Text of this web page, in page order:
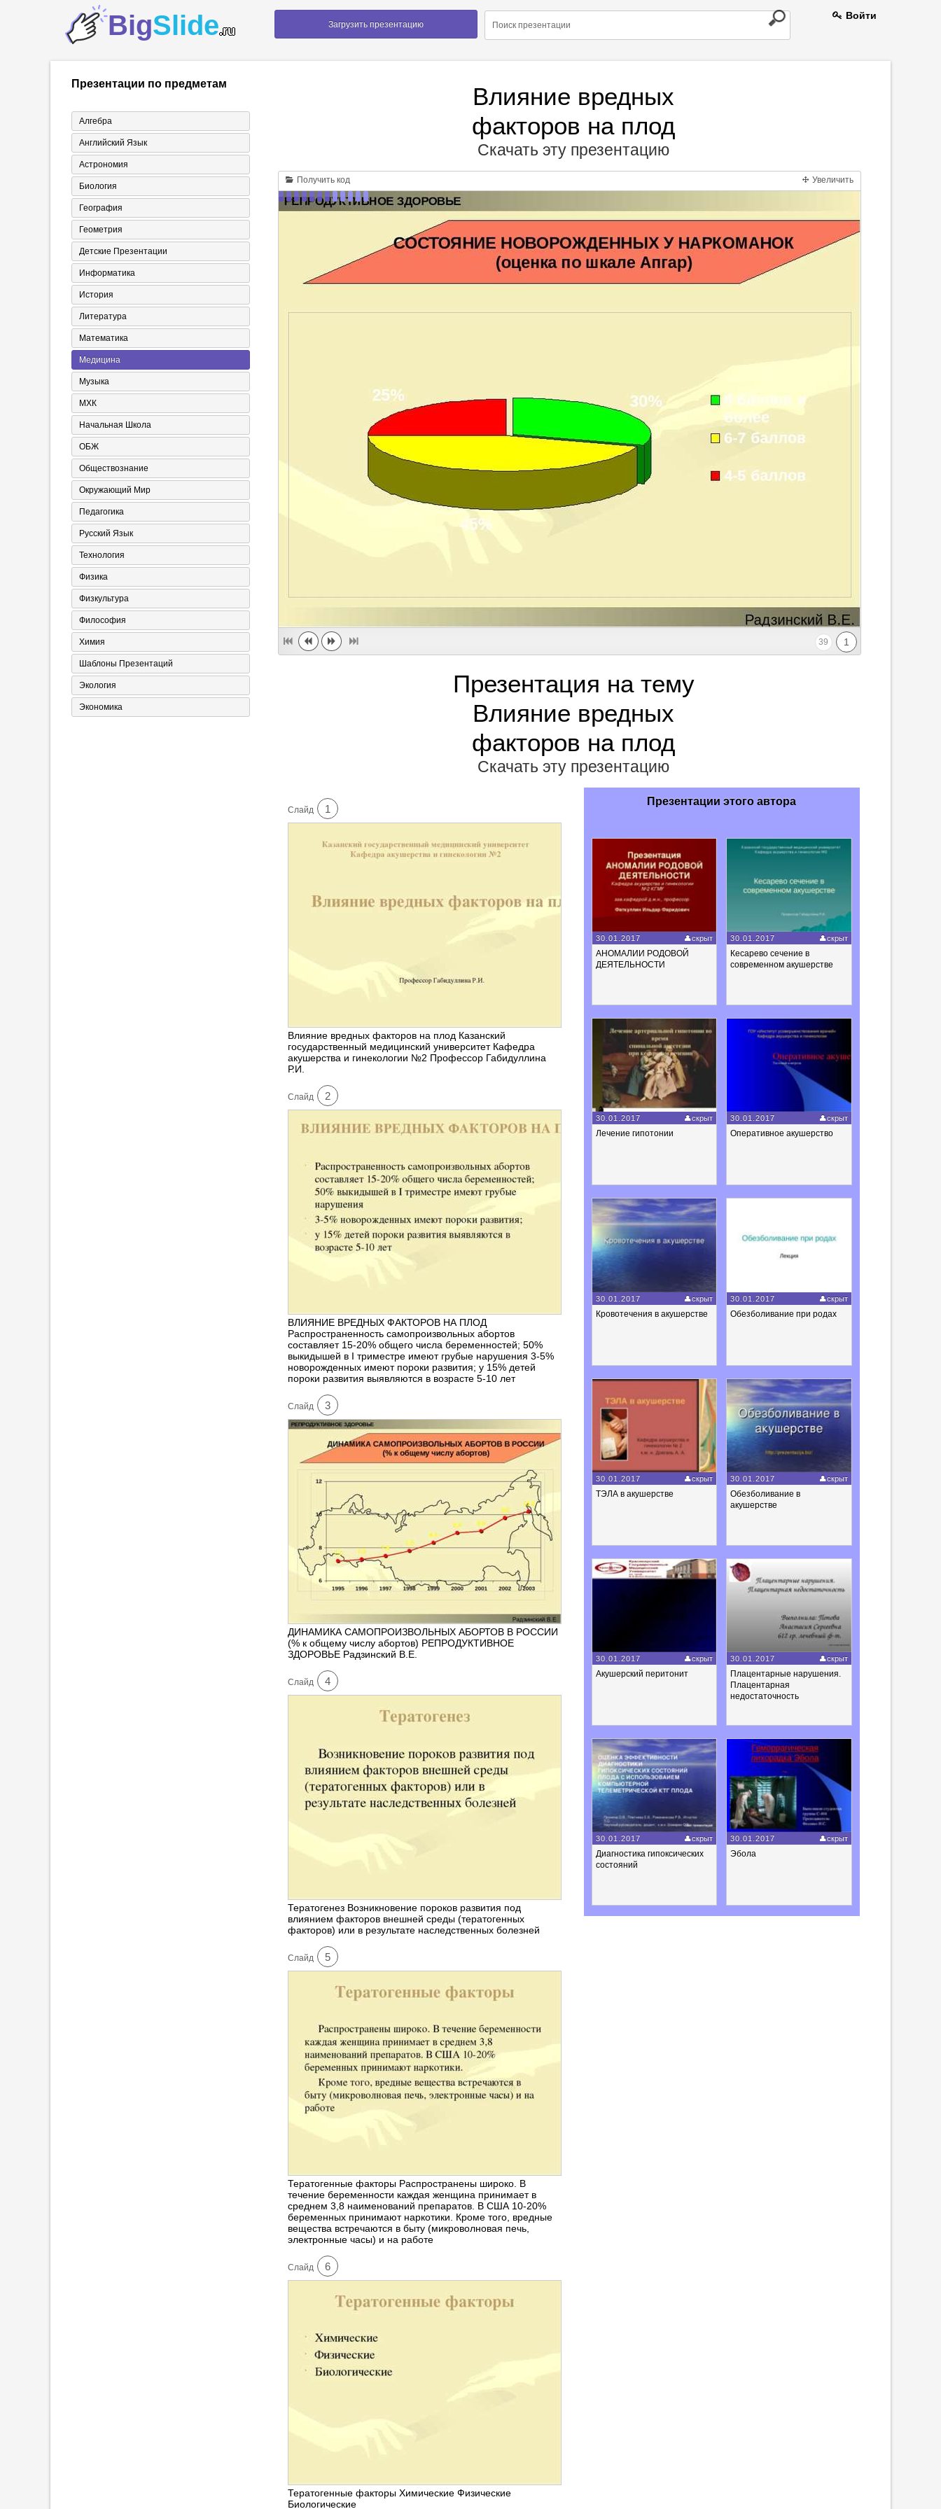
BigSlide.ru Загрузить презентацию
Войти
Презентации по предметам
Алгебра
Английский Язык
Астрономия
Биология
География
Геометрия
Детские Презентации
Информатика
История
Литература
Математика
Медицина
Музыка
МХК
Начальная Школа
ОБЖ
Обществознание
Окружающий Мир
Педагогика
Русский Язык
Технология
Физика
Физкультура
Философия
Химия
Шаблоны Презентаций
Экология
Экономика
Влияние вредных
факторов на плод
Скачать эту презентацию
Получить код Увеличить
1
39
Презентация на тему
Влияние вредных
факторов на плод
Скачать эту презентацию
Cлайд 1
Влияние вредных факторов на плод Казанский
государственный медицинский университет Кафедра
акушерства и гинекологии №2 Профессор Габидуллина
Р.И.
Cлайд 2
ВЛИЯНИЕ ВРЕДНЫХ ФАКТОРОВ НА ПЛОД
Распространенность самопроизвольных абортов
составляет 15-20% общего числа беременностей; 50%
выкидышей в I триместре имеют грубые нарушения 3-5%
новорожденных имеют пороки развития; у 15% детей
пороки развития выявляются в возрасте 5-10 лет
Cлайд 3
ДИНАМИКА САМОПРОИЗВОЛЬНЫХ АБОРТОВ В РОССИИ
(% к общему числу абортов) РЕПРОДУКТИВНОЕ
ЗДОРОВЬЕ Радзинский В.Е.
Cлайд 4
Тератогенез Возникновение пороков развития под
влиянием факторов внешней среды (тератогенных
факторов) или в результате наследственных болезней
Cлайд 5
Тератогенные факторы Распространены широко. В
течение беременности каждая женщина принимает в
среднем 3,8 наименований препаратов. В США 10-20%
беременных принимают наркотики. Кроме того, вредные
вещества встречаются в быту (микроволновая печь,
электронные часы) и на работе
Cлайд 6
Тератогенные факторы Химические Физические
Биологические
Презентации этого автора
30.01.2017 скрыт
АНОМАЛИИ РОДОВОЙ
ДЕЯТЕЛЬНОСТИ
30.01.2017 скрыт
Кесарево сечение в
современном акушерстве
30.01.2017 скрыт
Лечение гипотонии
30.01.2017 скрыт
Оперативное акушерство
30.01.2017 скрыт
Кровотечения в акушерстве
30.01.2017 скрыт
Обезболивание при родах
30.01.2017 скрыт
ТЭЛА в акушерстве
30.01.2017 скрыт
Обезболивание в
акушерстве
30.01.2017 скрыт
Акушерский перитонит
30.01.2017 скрыт
Плацентарные нарушения.
Плацентарная
недостаточность
30.01.2017 скрыт
Диагностика гипоксических
состояний
30.01.2017 скрыт
Эбола